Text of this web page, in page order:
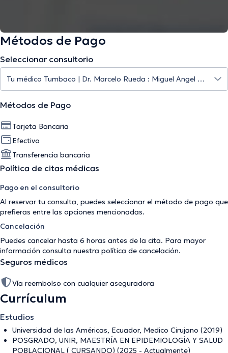
Métodos de Pago
Seleccionar consultorio
Métodos de Pago
Tarjeta Bancaria
Efectivo
Transferencia bancaria
Política de citas médicas
Pago en el consultorio
Al reservar tu consulta, puedes seleccionar el método de pago que
prefieras entre las opciones mencionadas.
Cancelación
Puedes cancelar hasta 6 horas antes de la cita. Para mayor
información consulta nuestra política de cancelación.
Seguros médicos
Vía reembolso con cualquier aseguradora
Currículum
Estudios
Universidad de las Américas, Ecuador, Medico Cirujano (2019)
POSGRADO, UNIR, MAESTRÍA EN EPIDEMIOLOGÍA Y SALUD
POBLACIONAL ( CURSANDO) (2025 - Actualmente)